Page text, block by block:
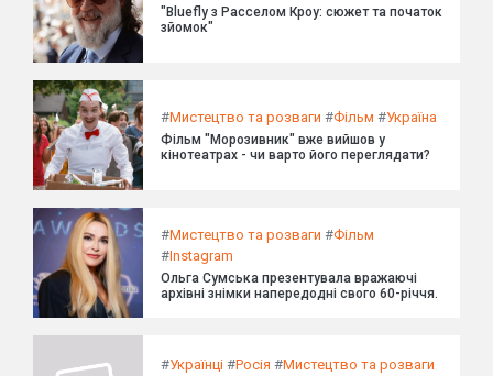
"Bluefly з Расселом Кроу: сюжет та початок
зйомок"
#Мистецтво та розваги #Фільм #Україна
Фільм "Морозивник" вже вийшов у
кінотеатрах - чи варто його переглядати?
#Мистецтво та розваги #Фільм
#Instagram
Ольга Сумська презентувала вражаючі
архівні знімки напередодні свого 60-річчя.
#Українці #Росія #Мистецтво та розваги